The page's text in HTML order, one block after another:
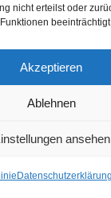
nicht erteilst oder
Akzeptieren
Ablehnen
ansehen
Datenschutzerklärung
Impressum